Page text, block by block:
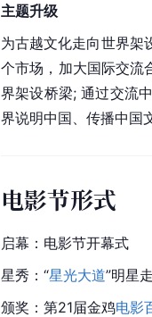
主题升级
为古越文化走向世界架
个市场，加大国际交流
界架设桥梁; 通过交流
界说明中国、传播中国
电影节形式
启幕：电影节开幕式
星秀：“星光大道”明星
颁奖：第21届金鸡电影